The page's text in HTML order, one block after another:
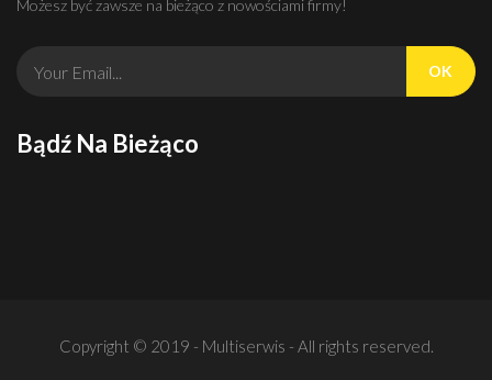
Możesz być zawsze na bieżąco z nowościami firmy!
OK
Bądź Na Bieżąco
Copyright © 2019 - Multiserwis - All rights reserved.